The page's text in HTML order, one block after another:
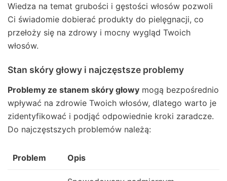
Wiedza na temat grubości i gęstości włosów pozwoli
Ci świadomie dobierać produkty do pielęgnacji, co
przełoży się na zdrowy i mocny wygląd Twoich
włosów.
Stan skóry głowy i najczęstsze problemy
Problemy ze stanem skóry głowy mogą bezpośrednio
wpływać na zdrowie Twoich włosów, dlatego warto je
zidentyfikować i podjąć odpowiednie kroki zaradcze.
Do najczęstszych problemów należą:
Problem Opis